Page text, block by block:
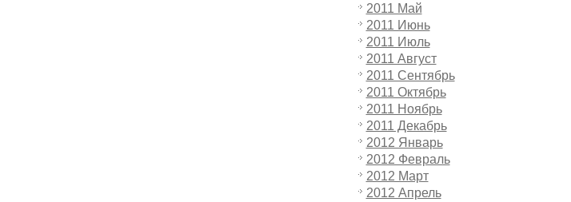
2011 Май
2011 Июнь
2011 Июль
2011 Август
2011 Сентябрь
2011 Октябрь
2011 Ноябрь
2011 Декабрь
2012 Январь
2012 Февраль
2012 Март
2012 Апрель